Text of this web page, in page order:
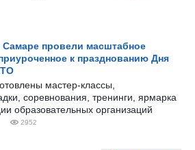
Самаре провели масштабное
к празднованию Дня
мастер-классы,
соревнования, тренинги, ярмарка
образовательных организаций
2952